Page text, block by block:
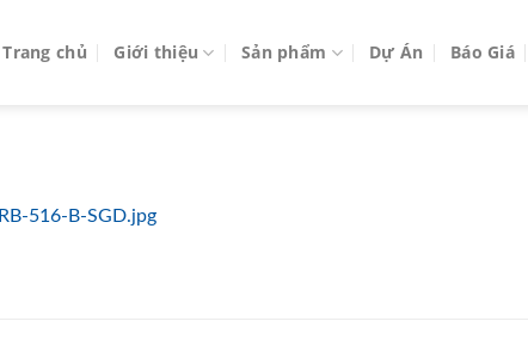
Trang chủ Giới thiệu Sản phẩm Dự Án Báo Giá
RB-516-B-SGD.jpg